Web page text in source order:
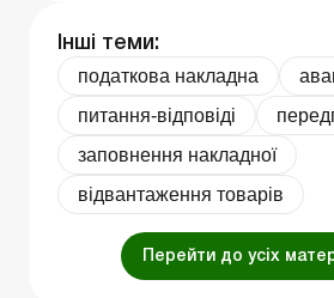
Інші теми:
податкова накладна
питання-відповіді
заповнення накладної
відвантаження товарів
Перейти до усіх